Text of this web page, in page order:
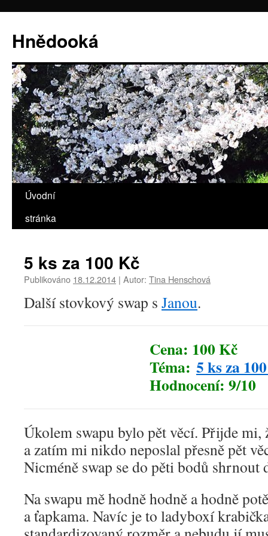
Hnědooká
Přejít
webu
Úvodní
stránka
5 ks za 100 Kč
Publikováno 18.12.2014 | Autor: Tina Henschová
Další stovkový swap s Janou.
Cena: 100 Kč
Téma: 5 ks za
Hodnocení: 9/10
Úkolem swapu bylo pět věcí. Přijde
a zatím mi nikdo neposlal přesně pět
Nicméně swap se do pěti bodů shrnout
Na swapu mě hodně hodně a hodně
a ťapkama. Navíc je to ladyboxí